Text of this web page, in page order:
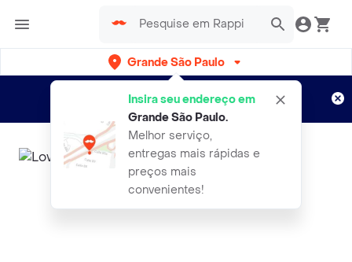
Grande São Paulo
Insira seu endereço em
Grande São Paulo.
Melhor serviço,
entregas mais rápidas e
preços mais
convenientes!
Entregas grátis por 15 dias!
Aplicam T&C